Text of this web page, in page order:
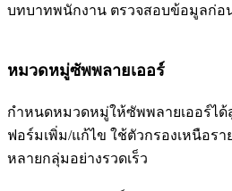
บทบาทพนักงาน ตรวจสอบข้อมูลก่อ
หมวดหมู่ซัพพลายเออร์
กำหนดหมวดหมู่ให้ซัพพลายเออร์ได้
ฟอร์มเพิ่ม/แก้ไข ใช้ตัวกรองเหนือร
หลายกลุ่มอย่างรวดเร็ว